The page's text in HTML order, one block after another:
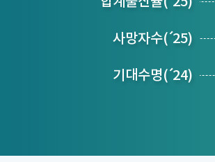
사망자수(´25)
기대수명(´24)